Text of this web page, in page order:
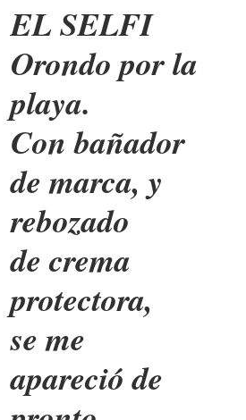
EL SELFI
Orondo por la
playa.
Con bañador
de marca, y
rebozado
de crema
protectora,
se me
apareció de